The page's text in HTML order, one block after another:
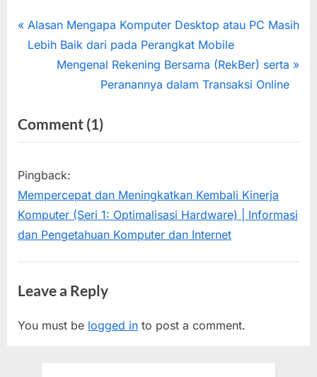
Post
navigation
P
r
o
u
P
o
s
t
:
Alasan Mengapa Komputer Desktop atau PC Masih
Lebih Baik dari pada Perangkat Mobile
N
t
P
s
t
:
Mengenal Rekening Bersama (RekBer) serta
Peranannya dalam Transaksi Online
Comment (1)on
“Mempercepat
Meningkatkan
Kembali
Kinerja
2:
Optimalisasi
Pingback:
Mempercepat dan Meningkatkan Kembali Kinerja
Komputer (Seri 1: Optimalisasi Hardware) | Informasi
dan Pengetahuan Komputer dan Internet
Leave a Reply
You must be logged in to post a comment.